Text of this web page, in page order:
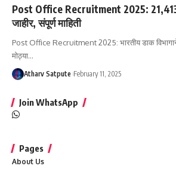
Post Office Recruitment 2025: 21,413
जाहीर, संपूर्ण माहिती
Post Office Recruitment 2025: भारतीय डाक
मोठ्या…
Atharv Satpute February 11, 2025
Join WhatsApp
Pages
About Us